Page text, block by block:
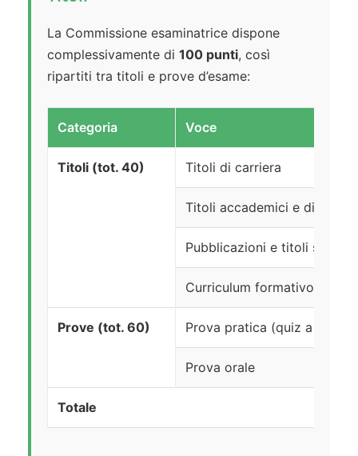
La Commissione esaminatrice dispone
complessivamente di 100 punti, così
ripartiti tra titoli e prove d’esame:
Categoria Voce
Titoli (tot. 40) Titoli di carriera
Titoli accademici e di studio
Pubblicazioni e titoli
Curriculum formativo e
Prove (tot. 60) Prova pratica (quiz a
Prova orale
Totale